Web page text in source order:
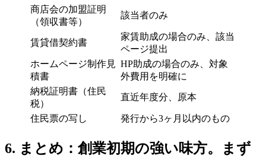
商店会の加盟証明
（領収書等）
該当者のみ
賃貸借契約書
家賃助成の場合のみ、該当
ページ提出
ホームページ制作見
積書
HP助成の場合のみ、対象
外費用を明確に
納税証明書（住民
税）
直近年度分、原本
住民票の写し 発行から3ヶ月以内のもの
6. まとめ：創業初期の強い味方。まず